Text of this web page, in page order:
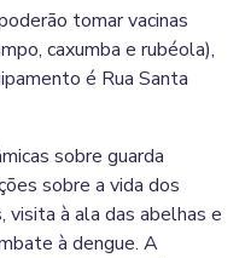
tomar vacinas
caxumba e rubéola),
é Rua Santa
sobre guarda
sobre a vida dos
visita à ala das abelhas e
à dengue. A